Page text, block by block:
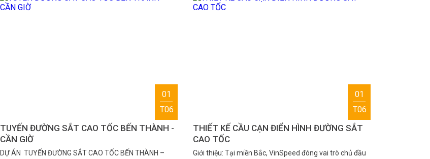
01
T06
TUYẾN ĐƯỜNG SẮT CAO TỐC BẾN THÀNH -
CẦN GIỜ
DỰ ÁN TUYẾN ĐƯỜNG SẮT CAO TỐC BẾN THÀNH –
01
T06
THIẾT KẾ CẦU CẠN ĐIỂN HÌNH ĐƯỜNG SẮT
CAO TỐC
Giới thiệu: Tại miền Bắc, VinSpeed đóng vai trò chủ đầu